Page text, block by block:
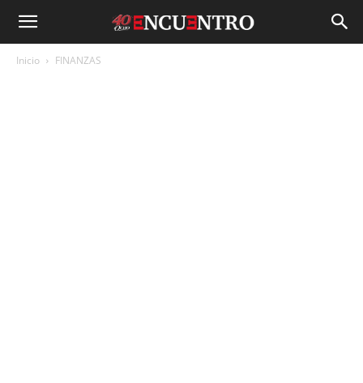
Inicio FINANZAS